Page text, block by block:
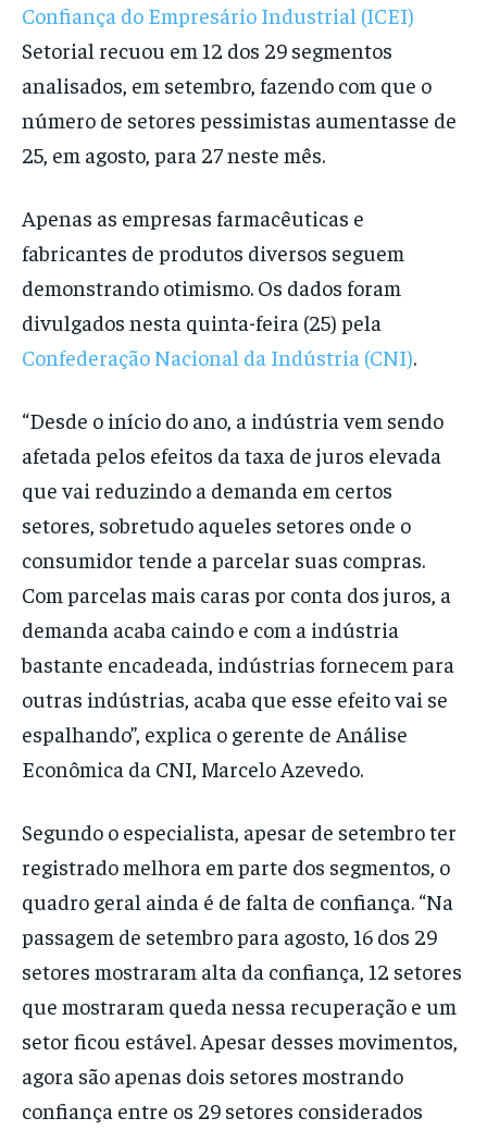
Confiança do Empresário Industrial (ICEI)
Setorial recuou em 12 dos 29 segmentos
analisados, em setembro, fazendo com que o
número de setores pessimistas aumentasse de
25, em agosto, para 27 neste mês.
Apenas as empresas farmacêuticas e
fabricantes de produtos diversos seguem
demonstrando otimismo. Os dados foram
divulgados nesta quinta-feira (25) pela
Confederação Nacional da Indústria (CNI).
“Desde o início do ano, a indústria vem sendo
afetada pelos efeitos da taxa de juros elevada
que vai reduzindo a demanda em certos
setores, sobretudo aqueles setores onde o
consumidor tende a parcelar suas compras.
Com parcelas mais caras por conta dos juros, a
demanda acaba caindo e com a indústria
bastante encadeada, indústrias fornecem para
outras indústrias, acaba que esse efeito vai se
espalhando”, explica o gerente de Análise
Econômica da CNI, Marcelo Azevedo.
Segundo o especialista, apesar de setembro ter
registrado melhora em parte dos segmentos, o
quadro geral ainda é de falta de confiança. “Na
passagem de setembro para agosto, 16 dos 29
setores mostraram alta da confiança, 12 setores
que mostraram queda nessa recuperação e um
setor ficou estável. Apesar desses movimentos,
agora são apenas dois setores mostrando
confiança entre os 29 setores considerados